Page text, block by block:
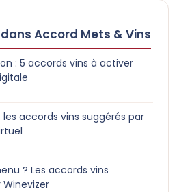
Accord Mets & Vins
: 5 accords vins à activer
les accords vins suggérés par
? Les accords vins